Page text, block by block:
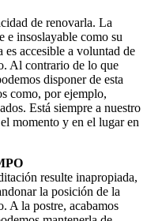
de renovarla. La
e insoslayable como su
es accesible a voluntad de
Al contrario de lo que
disponer de esta
como, por ejemplo,
Está siempre a nuestro
momento y en el lugar en
resulte inapropiada,
la posición de la
A la postre, acabamos